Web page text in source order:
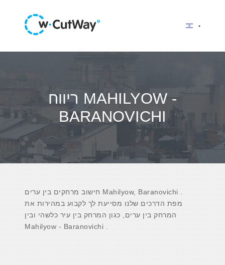
ריווח MAHILYOW -
BARANOVICHI
חישוב מרחקים בין ערים Mahilyow, Baranovichi .
מפת הדרכים שלנו מסייעת לך לקבוע במהירות את
המרחק בין ערים, כגון המרחק בין עיר כלשהי ובין
Mahilyow - Baranovichi .